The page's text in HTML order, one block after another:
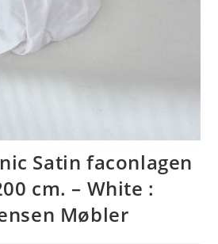
Satin faconlagen
cm. – White :
Møbler